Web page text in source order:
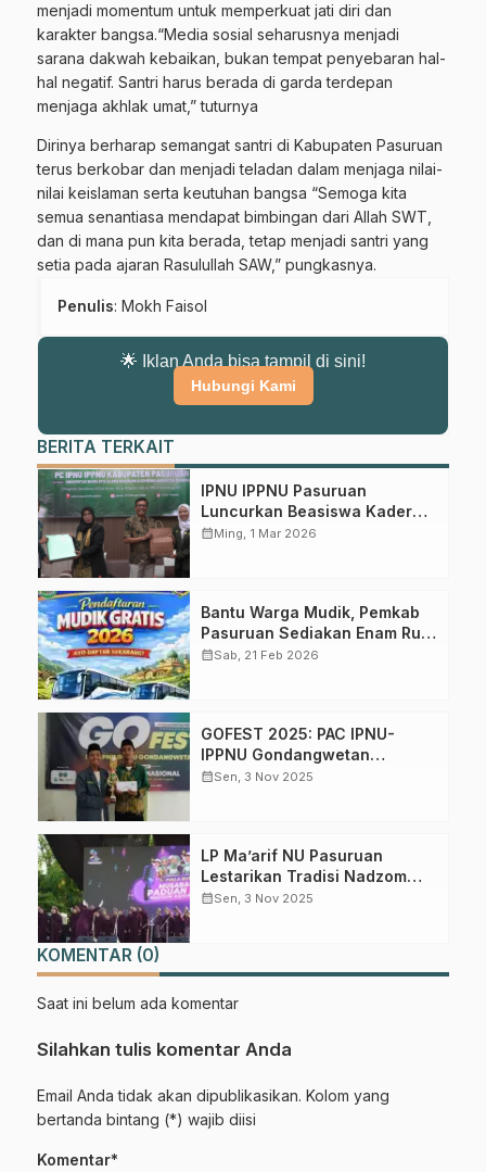
Gabung Channel WhatsApp NU
Dapatkan info kegiatan, kajian, dan berita terbaru langsung dari
sumber resmi NU Pasuruan.
menjadi momentum untuk memperkuat jati diri dan
karakter bangsa.“Media sosial seharusnya menjadi
sarana dakwah kebaikan, bukan tempat penyebaran hal-
hal negatif. Santri harus berada di garda terdepan
menjaga akhlak umat,” tuturnya
Dirinya berharap semangat santri di Kabupaten Pasuruan
terus berkobar dan menjadi teladan dalam menjaga nilai-
nilai keislaman serta keutuhan bangsa “Semoga kita
semua senantiasa mendapat bimbingan dari Allah SWT,
dan di mana pun kita berada, tetap menjadi santri yang
setia pada ajaran Rasulullah SAW,” pungkasnya.
Penulis: Mokh Faisol
🌟 Iklan Anda bisa tampil di sini!
Hubungi Kami
BERITA TERKAIT
IPNU IPPNU Pasuruan
Luncurkan Beasiswa Kader
NU dan MoU Literasi
calendar_monthMing, 1 Mar 2026
Bantu Warga Mudik, Pemkab
Pasuruan Sediakan Enam Rute
dengan 240 Kursi
calendar_monthSab, 21 Feb 2026
GOFEST 2025: PAC IPNU-
IPPNU Gondangwetan
Semarakkan Hari Santri
calendar_monthSen, 3 Nov 2025
LP Ma’arif NU Pasuruan
Lestarikan Tradisi Nadzom
Aqidatul Awam Lewat Lomba
calendar_monthSen, 3 Nov 2025
KOMENTAR (0)
Saat ini belum ada komentar
Silahkan tulis komentar Anda
Email Anda tidak akan dipublikasikan. Kolom yang
bertanda bintang (*) wajib diisi
Komentar*